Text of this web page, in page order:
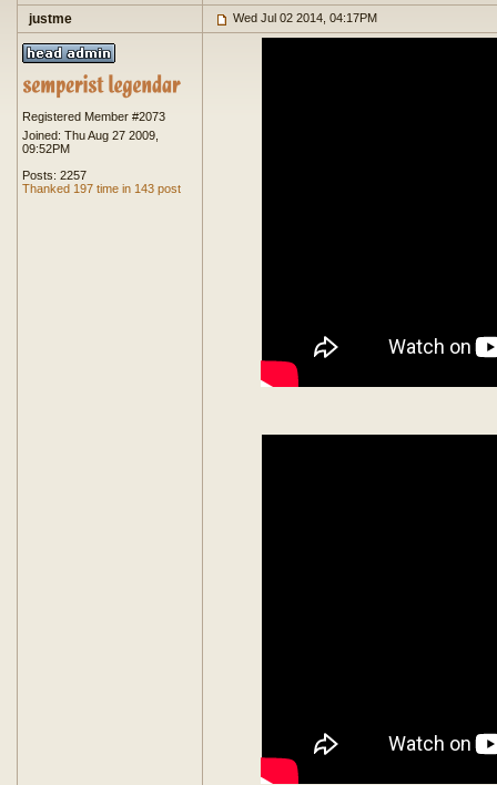
justme
Wed Jul 02 2014, 04:17PM
Registered Member #2073
Joined: Thu Aug 27 2009,
09:52PM
Posts: 2257
Thanked 197 time in 143 post